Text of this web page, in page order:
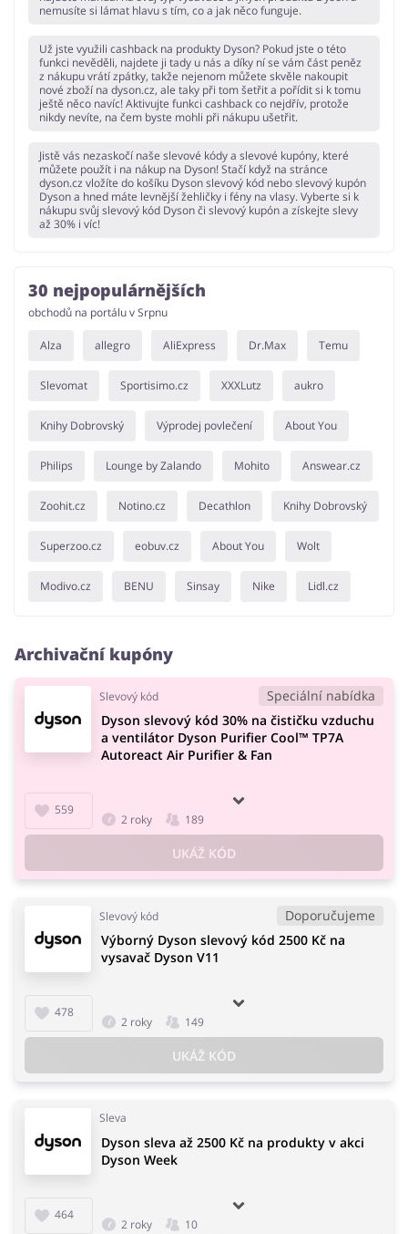
nemusíte si lámat hlavu s tím, co a jak něco funguje.
Už jste využili cashback na produkty Dyson? Pokud jste o této
funkci nevěděli, najdete ji tady u nás a díky ní se vám část peněz
z nákupu vrátí zpátky, takže nejenom můžete skvěle nakoupit
nové zboží na dyson.cz, ale taky při tom šetřit a pořídit si k tomu
ještě něco navíc! Aktivujte funkci cashback co nejdřív, protože
nikdy nevíte, na čem byste mohli při nákupu ušetřit.
Jistě vás nezaskočí naše slevové kódy a slevové kupóny, které
můžete použít i na nákup na Dyson! Stačí když na stránce
dyson.cz vložíte do košíku Dyson slevový kód nebo slevový kupón
Dyson a hned máte levnější žehličky i fény na vlasy. Vyberte si k
nákupu svůj slevový kód Dyson či slevový kupón a získejte slevy
až 30% i víc!
30 nejpopulárnějších
obchodů na portálu v Srpnu
Alza allegro AliExpress Dr.Max Temu
Slevomat Sportisimo.cz XXXLutz aukro
Knihy Dobrovský Výprodej povlečení About You
Philips Lounge by Zalando Mohito Answear.cz
Zoohit.cz Notino.cz Decathlon Knihy Dobrovský
Superzoo.cz eobuv.cz About You Wolt
Modivo.cz BENU Sinsay Nike Lidl.cz
Archivační kupóny
Slevový kód Speciální nabídka
559
Dyson slevový kód 30% na čističku vzduchu
a ventilátor Dyson Purifier Cool™ TP7A
Autoreact Air Purifier & Fan
2 roky 189
UKÁŽ KÓD
Slevový kód Doporučujeme
478
Výborný Dyson slevový kód 2500 Kč na
vysavač Dyson V11
2 roky 149
UKÁŽ KÓD
Sleva
464
Dyson sleva až 2500 Kč na produkty v akci
Dyson Week
2 roky 10